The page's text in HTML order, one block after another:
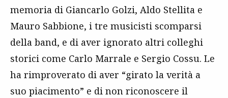
memoria di Giancarlo Golzi, Aldo Stellita e
Mauro Sabbione, i tre musicisti scomparsi
della band, e di aver ignorato altri colleghi
storici come Carlo Marrale e Sergio Cossu. Le
ha rimproverato di aver “girato la verità a
suo piacimento” e di non riconoscere il